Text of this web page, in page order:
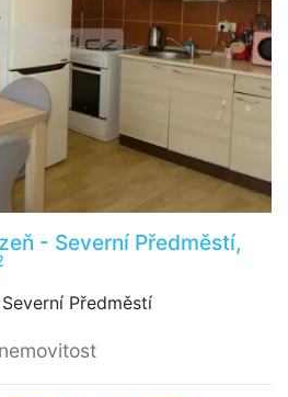
- Severní Předměstí,
Předměstí